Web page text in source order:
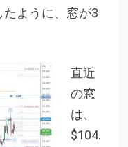
たように、窓が3
直近
の窓
は、
$104.